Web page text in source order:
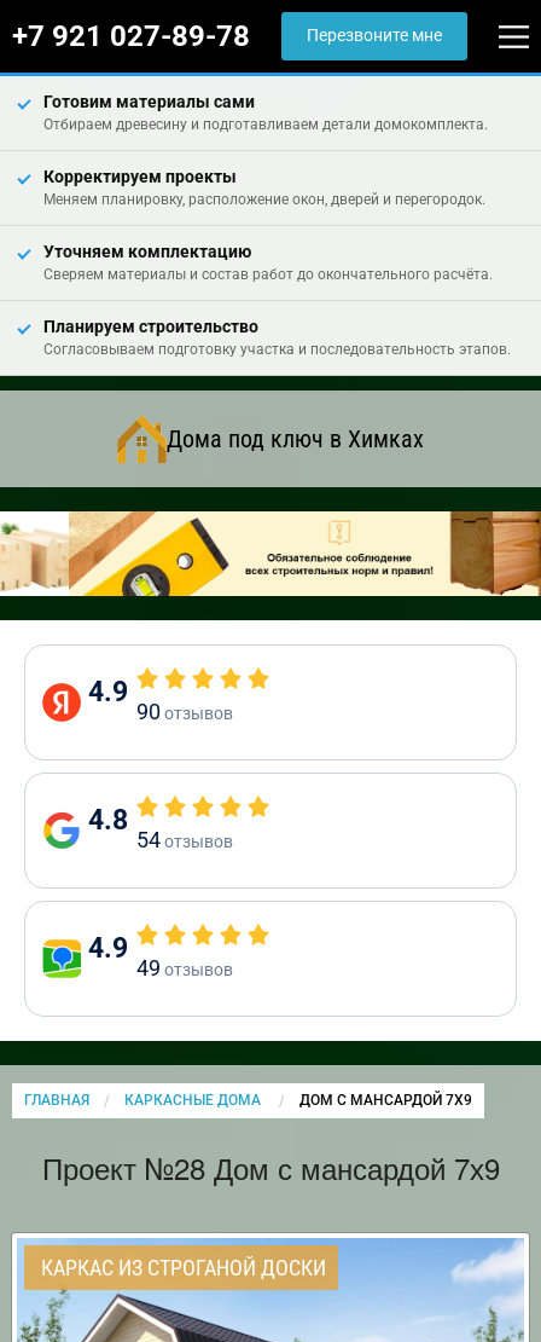
+7 921 027-89-78 Перезвоните мне
Готовим материалы сами
Отбираем древесину и подготавливаем детали домокомплекта.
Корректируем проекты
Меняем планировку, расположение окон, дверей и перегородок.
Уточняем комплектацию
Сверяем материалы и состав работ до окончательного расчёта.
Планируем строительство
Согласовываем подготовку участка и последовательность этапов.
Дома под ключ в Химках
4.9
90отзывов
4.8
54отзывов
4.9
49 отзывов
ГЛАВНАЯ КАРКАСНЫЕ ДОМА CURRENT:
ДОМ С МАНСАРДОЙ 7Х9
Проект №28 Дом с мансардой 7х9
КАРКАС ИЗ СТРОГАНОЙ ДОСКИ